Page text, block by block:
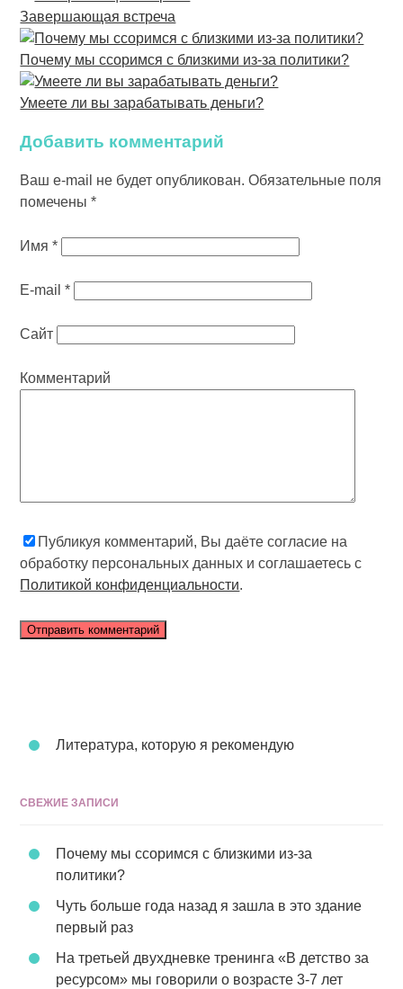
Завершающая встреча
Почему мы ссоримся с близкими из-за политики?
Умеете ли вы зарабатывать деньги?
Добавить комментарий
Ваш e-mail не будет опубликован. Обязательные поля
помечены*
Имя*
E-mail*
Сайт
Комментарий
Публикуя комментарий, Вы даёте согласие на
обработку персональных данных и соглашаетесь с
Политикой конфиденциальности.
Литература, которую я рекомендую
СВЕЖИЕ ЗАПИСИ
Почему мы ссоримся с близкими из-за
политики?
Чуть больше года назад я зашла в это здание
первый раз
На третьей двухдневке тренинга «В детство за
ресурсом» мы говорили о возрасте 3-7 лет